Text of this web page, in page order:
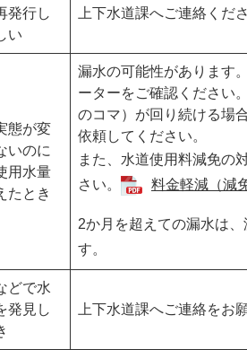
発行し
い
上下水道課へご連絡くださ
態が変
いのに
用水量
たとき
漏水の可能性があります
ーターをご確認ください
のコマ）が回り続ける場
依頼してください。
また、水道使用料減免の
さい。
料金軽減（減
2か月を超えての漏水は
す。
どで水
発見し
上下水道課へご連絡をお